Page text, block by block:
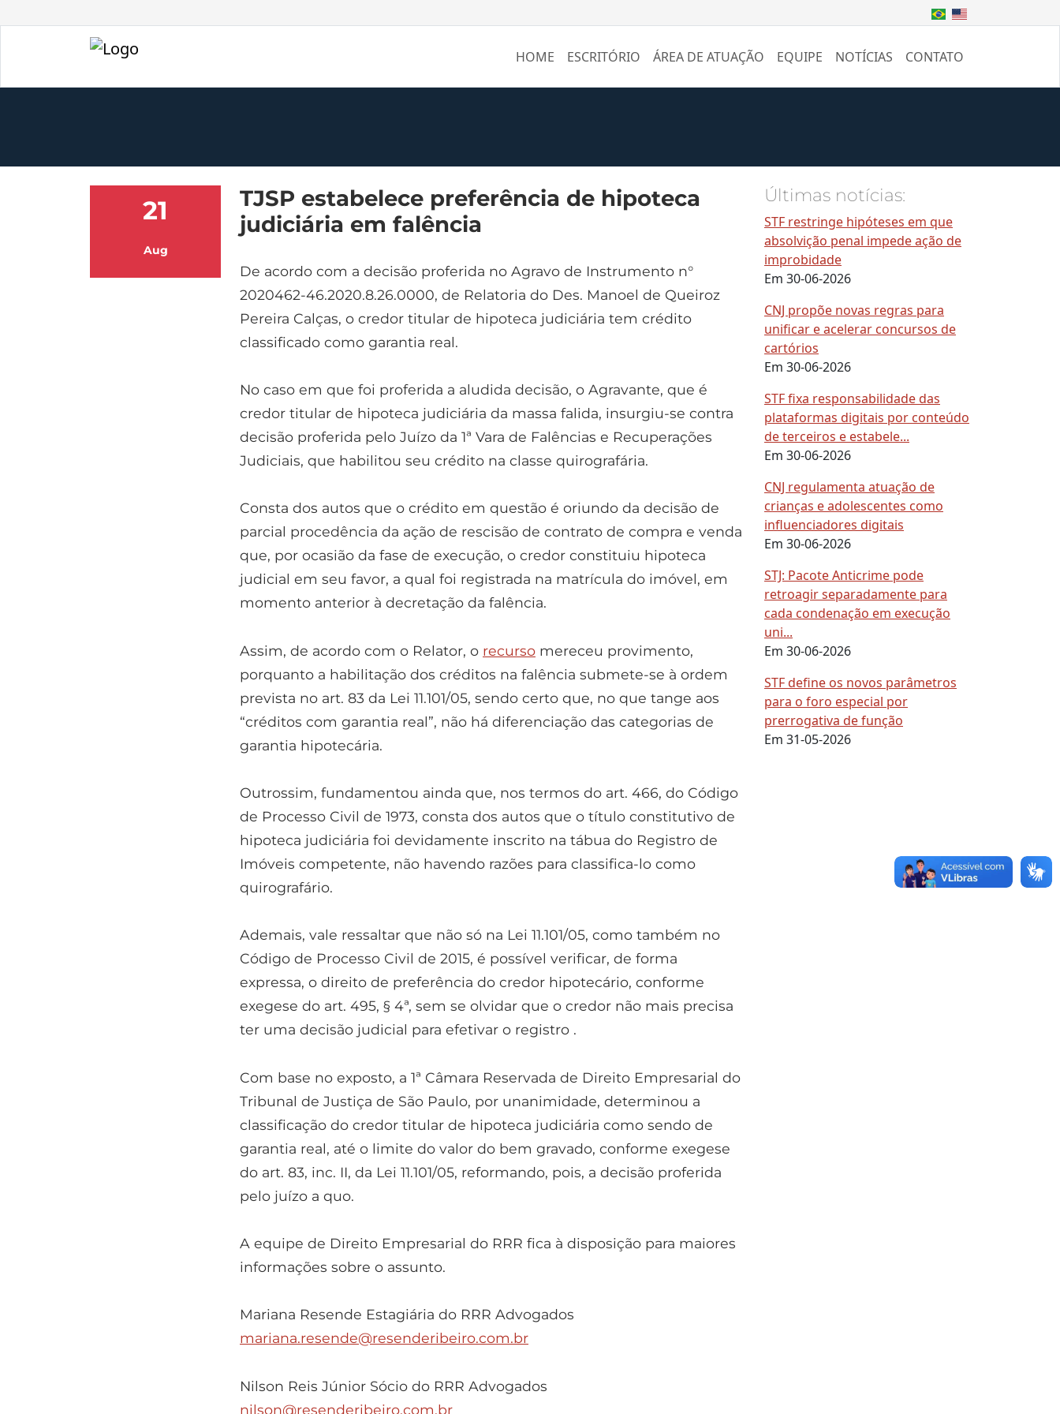
HOME ESCRITÓRIO ÁREA DE ATUAÇÃO EQUIPE NOTÍCIAS CONTATO
21
Aug
TJSP estabelece preferência de hipoteca
judiciária em falência
De acordo com a decisão proferida no Agravo de Instrumento n°
2020462-46.2020.8.26.0000, de Relatoria do Des. Manoel de Queiroz
Pereira Calças, o credor titular de hipoteca judiciária tem crédito
classificado como garantia real.
No caso em que foi proferida a aludida decisão, o Agravante, que é
credor titular de hipoteca judiciária da massa falida, insurgiu-se contra
decisão proferida pelo Juízo da 1ª Vara de Falências e Recuperações
Judiciais, que habilitou seu crédito na classe quirografária.
Consta dos autos que o crédito em questão é oriundo da decisão de
parcial procedência da ação de rescisão de contrato de compra e venda
que, por ocasião da fase de execução, o credor constituiu hipoteca
judicial em seu favor, a qual foi registrada na matrícula do imóvel, em
momento anterior à decretação da falência.
Assim, de acordo com o Relator, o recurso mereceu provimento,
porquanto a habilitação dos créditos na falência submete-se à ordem
prevista no art. 83 da Lei 11.101/05, sendo certo que, no que tange aos
“créditos com garantia real”, não há diferenciação das categorias de
garantia hipotecária.
Outrossim, fundamentou ainda que, nos termos do art. 466, do Código
de Processo Civil de 1973, consta dos autos que o título constitutivo de
hipoteca judiciária foi devidamente inscrito na tábua do Registro de
Imóveis competente, não havendo razões para classifica-lo como
quirografário.
Ademais, vale ressaltar que não só na Lei 11.101/05, como também no
Código de Processo Civil de 2015, é possível verificar, de forma
expressa, o direito de preferência do credor hipotecário, conforme
exegese do art. 495, § 4ª, sem se olvidar que o credor não mais precisa
ter uma decisão judicial para efetivar o registro .
Com base no exposto, a 1ª Câmara Reservada de Direito Empresarial do
Tribunal de Justiça de São Paulo, por unanimidade, determinou a
classificação do credor titular de hipoteca judiciária como sendo de
garantia real, até o limite do valor do bem gravado, conforme exegese
do art. 83, inc. II, da Lei 11.101/05, reformando, pois, a decisão proferida
pelo juízo a quo.
A equipe de Direito Empresarial do RRR fica à disposição para maiores
informações sobre o assunto.
Mariana Resende Estagiária do RRR Advogados
mariana.resende@resenderibeiro.com.br
Nilson Reis Júnior Sócio do RRR Advogados
nilson@resenderibeiro.com.br
Últimas notícias:
STF restringe hipóteses em que
absolvição penal impede ação de
improbidade
Em 30-06-2026
CNJ propõe novas regras para
unificar e acelerar concursos de
cartórios
Em 30-06-2026
STF fixa responsabilidade das
plataformas digitais por conteúdo
de terceiros e estabele...
Em 30-06-2026
CNJ regulamenta atuação de
crianças e adolescentes como
influenciadores digitais
Em 30-06-2026
STJ: Pacote Anticrime pode
retroagir separadamente para
cada condenação em execução
uni...
Em 30-06-2026
STF define os novos parâmetros
para o foro especial por
prerrogativa de função
Em 31-05-2026